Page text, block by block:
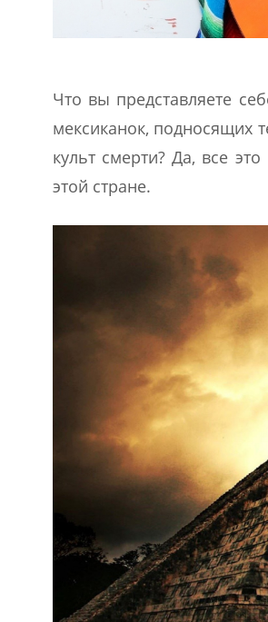
Что вы представляете
мексиканок, подносящих
культ смерти? Да, все
этой стране.